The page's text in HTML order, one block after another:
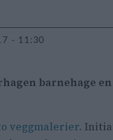
- 11:30
barnehage
veggmalerier.